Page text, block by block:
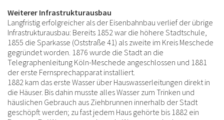
Weiterer Infrastrukturausbau
Langfristig erfolgreicher als der Eisenbahnbau verlief der übrige
Infrastrukturausbau: Bereits 1852 war die höhere Stadtschule,
1855 die Sparkasse (Oststraße 41) als zweite im Kreis Meschede
gegründet worden. 1876 wurde die Stadt an die
Telegraphenleitung Köln-Meschede angeschlossen und 1881
der erste Fernsprechapparat installiert.
1882 kam das erste Wasser über Hauswasserleitungen direkt in
die Häuser. Bis dahin musste alles Wasser zum Trinken und
häuslichen Gebrauch aus Ziehbrunnen innerhalb der Stadt
geschöpft werden; zu fast jedem Haus gehörte bis 1882 ein